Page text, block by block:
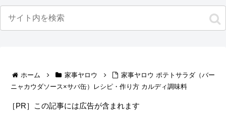
ホーム 家事ヤロウ
家事ヤロウ ポテトサラダ（バー
ニャカウダソース×サバ缶）レシピ・作り方 カルディ調味料
［PR］この記事には広告が含まれます